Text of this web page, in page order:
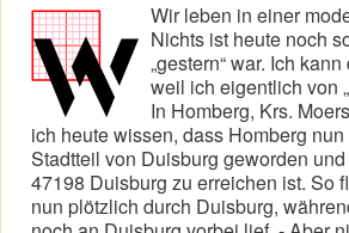
Wir leben in einer
Nichts ist heute noch
„gestern“ war. Ich
weil ich eigentlich von
In Homberg, Krs.
ich heute wissen, dass Homberg
Stadtteil von Duisburg geworden
47198 Duisburg zu erreichen ist. So
nun plötzlich durch Duisburg,